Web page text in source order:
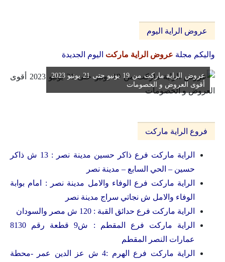
عروض الراية اليوم
واليكم مجلة عروض الراية ماركت اليوم الجديدة
عروض الراية ماركت من 19 يونيو حتى 21 يونيو 2023
أقوى العروض و الخصومات
فروع الراية ماركت
الراية ماركت فرع ذاكر حسين مدينة نصر : 13 ش ذاكر
حسين – الحي السابع – مدينة نصر
الراية ماركت فرع الوفاء والامل مدينة نصر : امام بوابة
الوفاء والامل ش نجاتي سراج مدينة نصر
الراية ماركت فرع حدائق القبة : 120 ش مصر والسودان
الراية ماركت فرع المقطم : ش9 قطعة رقم 8130
عمارات النصر المقطم
الراية ماركت فرع الهرم :4 ش عز الدين عمر -محطة